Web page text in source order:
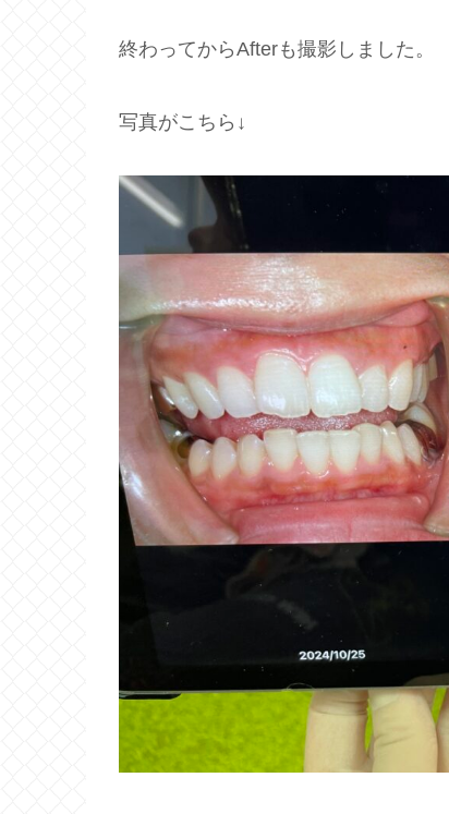
終わってからAfterも撮影しました。
写真がこちら↓